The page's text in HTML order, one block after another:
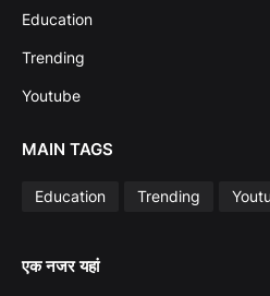
Education
Trending
Youtube
MAIN TAGS
Education Trending
एक नजर यहां